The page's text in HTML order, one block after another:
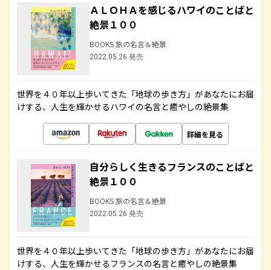
ＡＬＯＨＡを感じるハワイのことばと
絶景１００
BOOKS 旅の名言＆絶景
2022.05.26 発売
世界を４０年以上歩いてきた「地球の歩き方」があなたにお届
けする、人生を輝かせるハワイの名言と癒やしの絶景集
詳細を見る
自分らしく生きるフランスのことばと
絶景１００
BOOKS 旅の名言＆絶景
2022.05.26 発売
世界を４０年以上歩いてきた「地球の歩き方」があなたにお届
けする、人生を輝かせるフランスの名言と癒やしの絶景集